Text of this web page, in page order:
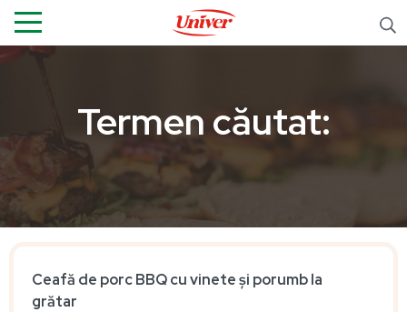
Termen căutat:
Ceafă de porc BBQ cu vinete și porumb la
grătar